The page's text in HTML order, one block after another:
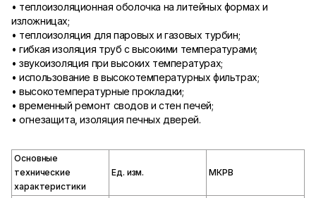
• теплоизоляционная оболочка на литейных формах и
изложницах;
• теплоизоляция для паровых и газовых турбин;
• гибкая изоляция труб с высокими температурами;
• звукоизоляция при высоких температурах;
• использование в высокотемпературных фильтрах;
• высокотемпературные прокладки;
• временный ремонт сводов и стен печей;
• огнезащита, изоляция печных дверей.
Основные
технические
характеристики
Ед. изм. МКРВ